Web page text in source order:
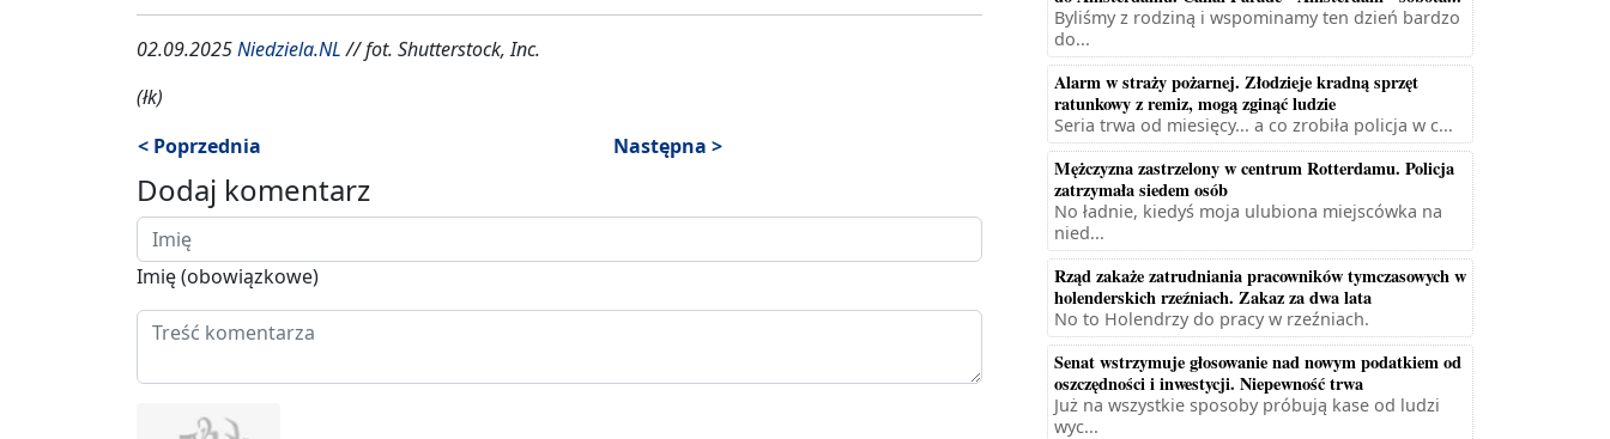
02.09.2025Niedziela.NL// fot. Shutterstock, Inc.
(łk)
< Poprzednia
Następna >
Dodaj komentarz
Imię (obowiązkowe)
Byliśmy z rodziną i wspominamy ten dzień bardzo
do...
Alarm w straży pożarnej. Złodzieje kradną sprzęt
ratunkowy z remiz, mogą zginąć ludzie
Seria trwa od miesięcy... a co zrobiła policja w c...
Mężczyzna zastrzelony w centrum Rotterdamu. Policja
zatrzymała siedem osób
No ładnie, kiedyś moja ulubiona miejscówka na
nied...
Rząd zakaże zatrudniania pracowników tymczasowych w
holenderskich rzeźniach. Zakaz za dwa lata
No to Holendrzy do pracy w rzeźniach.
Senat wstrzymuje głosowanie nad nowym podatkiem od
oszczędności i inwestycji. Niepewność trwa
Już na wszystkie sposoby próbują kase od ludzi
wyc...